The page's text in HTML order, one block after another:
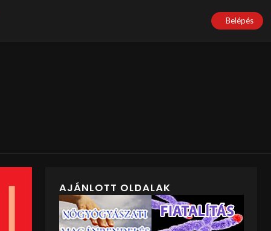
Belépés
AJÁNLOTT OLDALAK